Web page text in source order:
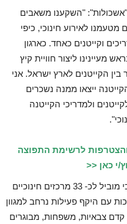
"אשכולות": "השקענו משאבים
לאירוע חינוכי, כיפי
וקייטנים כאחד. כארגון
ליצור חוויית קיץ
הקייטנים לארץ ישראל. אני
ייצאו ממנה נשכרים
ולמדריכי הקייטנה
לרשימת התפוצה
י כאן <<
ארגון "אשכולות" מהווה ארגון גג חינוכי מוביל לכ- 33 מרכזים חינוכיים
עם היקף פעילות נרחב למגוון
קדם צבאיות, משפחות, מבוגרים